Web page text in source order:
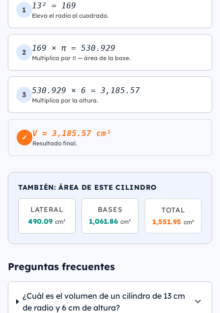
1 13² = 169
Eleva el radio al cuadrado.
2 169 × π = 530.929
Multiplica por π — área de la base.
3 530.929 × 6 = 3,185.57
Multiplica por la altura.
✓ V = 3,185.57 cm³
Resultado final.
TAMBIÉN: ÁREA DE ESTE CILINDRO
LATERAL
490.09cm²
BASES
1,061.86cm²
TOTAL
1,551.95cm²
Preguntas frecuentes
¿Cuál es el volumen de un cilindro de 13 cm
de radio y 6 cm de altura?